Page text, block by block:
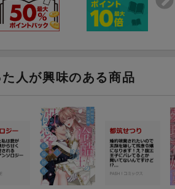
人が興味のある商品